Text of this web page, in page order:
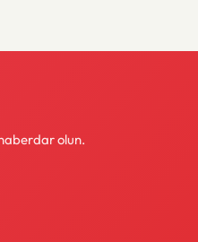
olun.